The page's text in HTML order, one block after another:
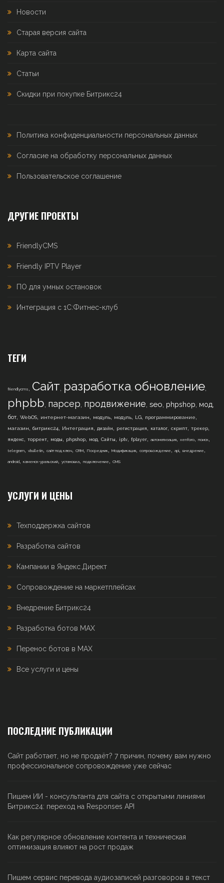
Новости
Старая версия сайта
Карта сайта
Статьи
Скидки при покупке Битрикс24
Политика конфиденциальности персональных данных
Согласие на обработку персональных данных
Пользовательское соглашение
ДРУГИЕ ПРОЕКТЫ
FriendlyCMS
Friendly IPTV Player
ПО для умных остановок
Интеграция с 1С:Фитнес-клуб
ТЕГИ
friendlycms , Сайт, разработка, обновление,
phpbb, парсер, продвижение, seo, phpshop, мод,
бот, WebOS, интернет-магазин, модуль, модуль, LG, программирование,
магазин, битрикс24, Интеграция, дизайн , регистрация , каталог, скрипт, трекер,
яндекс, торрент, моды , phpshop, мод, Сайты , iptv, fplayer, автоматизация, xenforo, поиск,
telegram, vbulletin, сайт под ключ, CRM, Посредник, Модификация, сопровождение , api, внедрение ,
android, каменск-уральский, установка, подключение , CMS
УСЛУГИ И ЦЕНЫ
Техподдержка сайтов
Разработка сайтов
Кампании в Яндекс.Директ
Сопровождение на маркетплейсах
Внедрение Битрикс24
Разработка ботов MAX
Перенос ботов в MAX
Все услуги и цены
ПОСЛЕДНИЕ ПУБЛИКАЦИИ
Сайт работает, но не продаёт? 7 причин, почему вам нужно
профессиональное сопровождение уже сейчас
Пишем ИИ - консультанта для сайта с открытыми линиями
Битрикс24: переход на Responses API
Как регулярное обновление контента и техническая
оптимизация влияют на рост продаж
Пишем сервис перевода аудиозаписей разговоров в текст